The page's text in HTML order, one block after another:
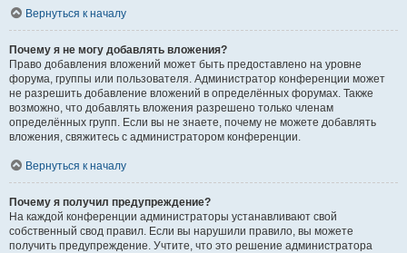
Вернуться к началу
Почему я не могу добавлять вложения?
Право добавления вложений может быть предоставлено на уровне
форума, группы или пользователя. Администратор конференции может
не разрешить добавление вложений в определённых форумах. Также
возможно, что добавлять вложения разрешено только членам
определённых групп. Если вы не знаете, почему не можете добавлять
вложения, свяжитесь с администратором конференции.
Вернуться к началу
Почему я получил предупреждение?
На каждой конференции администраторы устанавливают свой
собственный свод правил. Если вы нарушили правило, вы можете
получить предупреждение. Учтите, что это решение администратора